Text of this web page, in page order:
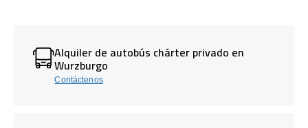
Alquiler de autobús chárter privado en
Wurzburgo
Contáctenos